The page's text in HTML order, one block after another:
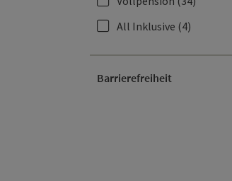
All Inklusive (4)
Barrierefreiheit